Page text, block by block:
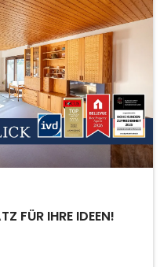
FÜR IHRE IDEEN!